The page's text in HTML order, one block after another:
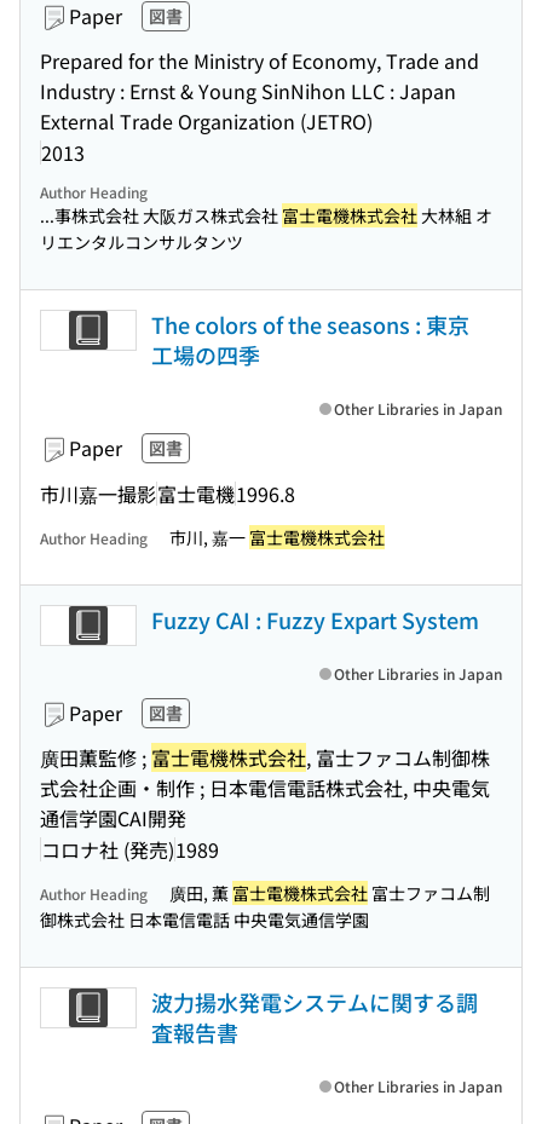
Paper 図書
Prepared for the Ministry of Economy, Trade and
Industry : Ernst & Young SinNihon LLC : Japan
External Trade Organization (JETRO)
2013
Author Heading
...事株式会社 大阪ガス株式会社 富士電機株式会社 大林組 オ
リエンタルコンサルタンツ
The colors of the seasons : 東京
工場の四季
Paper 図書
市川嘉一撮影富士電機1996.8
Other Libraries in Japan
Author Heading 市川, 嘉一 富士電機株式会社
Fuzzy CAI : Fuzzy Expart System
Paper 図書
廣田薫監修 ; 富士電機株式会社, 富士ファコム制御株
式会社企画・制作 ; 日本電信電話株式会社, 中央電気
通信学園CAI開発
コロナ社 (発売)1989
Other Libraries in Japan
Author Heading 廣田, 薫 富士電機株式会社 富士ファコム制
御株式会社 日本電信電話 中央電気通信学園
波力揚水発電システムに関する調
査報告書
Other Libraries in Japan